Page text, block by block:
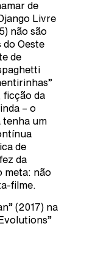
de
Livre
não são
do Oeste
de
ficção da
– o
tenha um
de
da
meta: não
filme.
(2017) na